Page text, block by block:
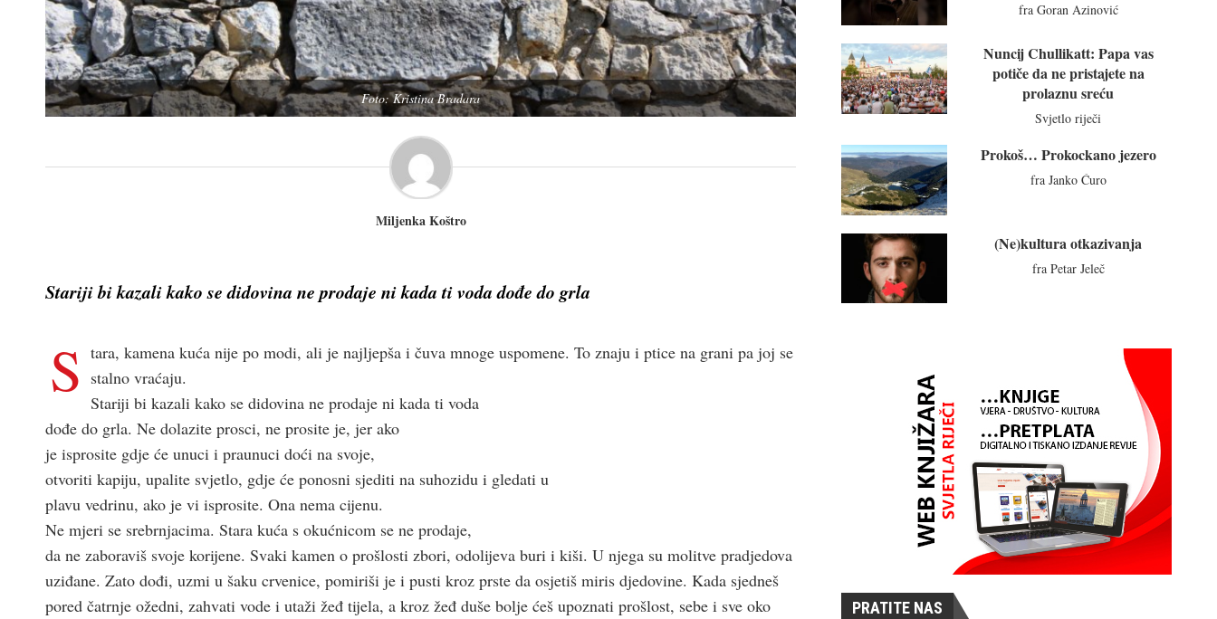
Foto: Kristina Bradara
Miljenka Koštro
Stariji bi kazali kako se didovina ne prodaje ni kada ti voda dođe do grla
S tara, kamena kuća nije po modi, ali je najljepša i čuva mnoge uspomene. To znaju i ptice na grani pa joj se
stalno vraćaju.
Stariji bi kazali kako se didovina ne prodaje ni kada ti voda
dođe do grla. Ne dolazite prosci, ne prosite je, jer ako
je isprosite gdje će unuci i praunuci doći na svoje,
otvoriti kapiju, upalite svjetlo, gdje će ponosni sjediti na suhozidu i gledati u
plavu vedrinu, ako je vi isprosite. Ona nema cijenu.
Ne mjeri se srebrnjacima. Stara kuća s okućnicom se ne prodaje,
da ne zaboraviš svoje korijene. Svaki kamen o prošlosti zbori, odolijeva buri i kiši. U njega su molitve pradjedova
uziđane. Zato dođi, uzmi u šaku crvenice, pomiriši je i pusti kroz prste da osjetiš miris djedovine. Kada sjedneš
pored čatrnje ožedni, zahvati vode i utaži žeđ tijela, a kroz žeđ duše bolje ćeš upoznati prošlost, sebe i sve oko
fra Goran Azinović
Nuncij Chullikatt: Papa vas
potiče da ne pristajete na
prolaznu sreću
Svjetlo riječi
Prokoš… Prokockano jezero
fra Janko Ćuro
(Ne)kultura otkazivanja
fra Petar Jeleč
PRATITE NAS